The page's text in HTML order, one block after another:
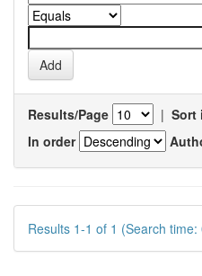
Results/Page | Sort
In order
Results 1-1 of 1 (Search